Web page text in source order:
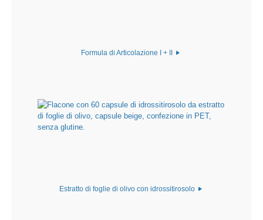
Formula di Articolazione I + II
Estratto di foglie di olivo con idrossitirosolo